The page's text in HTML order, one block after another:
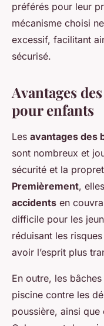
préférés pour leur
mécanisme choisi
excessif, facilitant
sécurisé.
Avantages
pour enfants
Les avantages des
sont nombreux et
sécurité et la
Premièrement,
accidents en
difficile pour les
réduisant les
avoir l’esprit plus
En outre, les
piscine contre les
poussière, ainsi